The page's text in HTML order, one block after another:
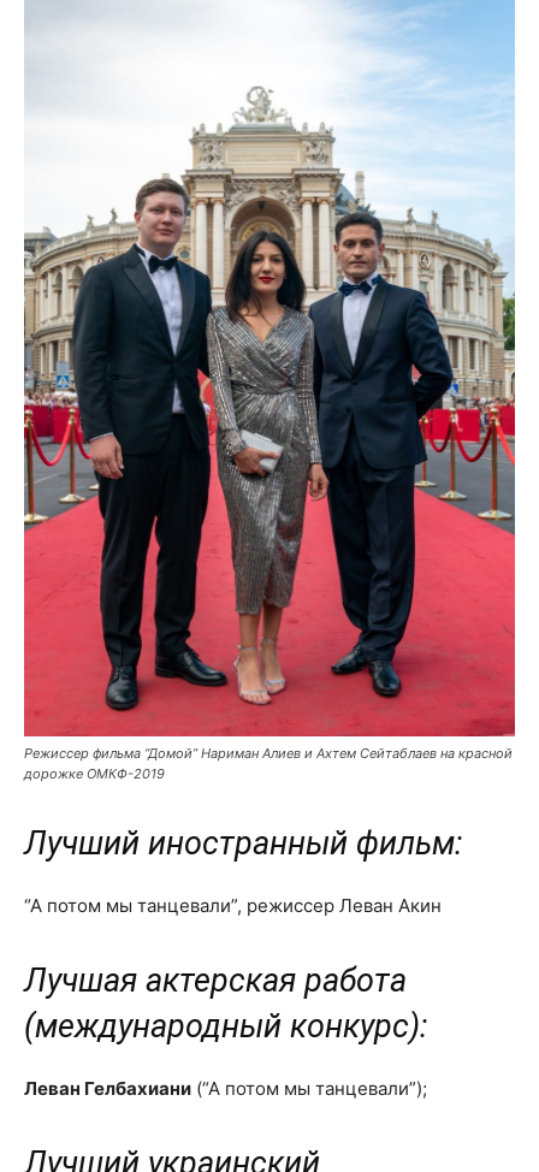
Режиссер фильма “Домой” Нариман Алиев и Ахтем Сейтаблаев на красной
дорожке ОМКФ-2019
Лучший иностранный фильм:
“А потом мы танцевали”, режиссер Леван Акин
Лучшая актерская работа
(международный конкурс):
Леван Гелбахиани (“А потом мы танцевали”);
Лучший украинский